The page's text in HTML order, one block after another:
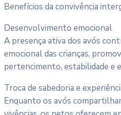
Benefícios da convivência
Desenvolvimento emocional
A presença ativa dos avós
emocional das crianças,
pertencimento, estabilidade e
Troca de sabedoria e
Enquanto os avós